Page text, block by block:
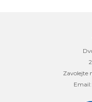
Zavolejte
Email: